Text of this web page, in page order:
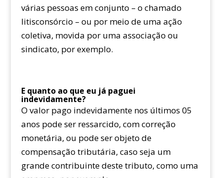
várias pessoas em conjunto – o chamado
litisconsórcio – ou por meio de uma ação
coletiva, movida por uma associação ou
sindicato, por exemplo.
E quanto ao que eu já paguei
indevidamente?
O valor pago indevidamente nos últimos 05
anos pode ser ressarcido, com correção
monetária, ou pode ser objeto de
compensação tributária, caso seja um
grande contribuinte deste tributo, como uma